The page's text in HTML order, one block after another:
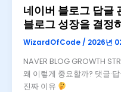
네이버 블로그 답글
블로그 성장을 결정
WizardOfCode / 2026년
NAVER BLOG GROWTH
왜 이렇게 중요할까? 댓글·
진짜 이유